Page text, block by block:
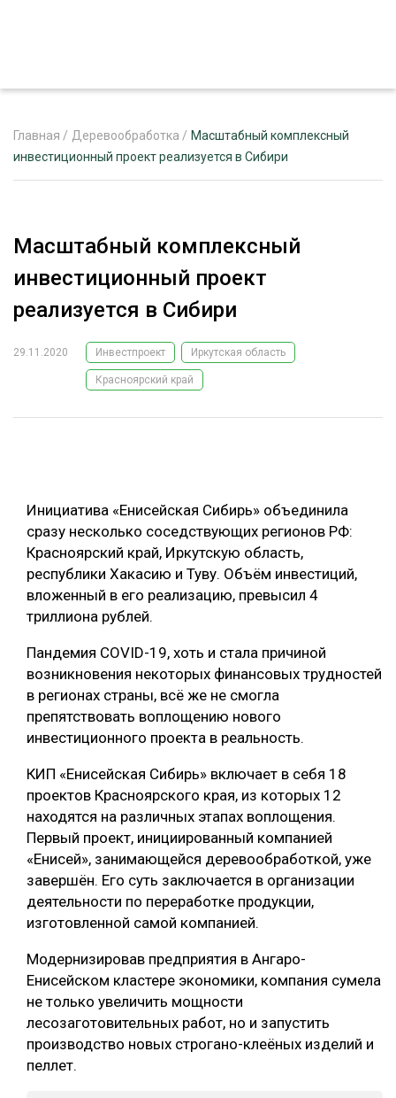
РЕКЛАМОДАТЕЛЯМ
ЛЕСНОЕ ХОЗЯЙСТВО
ЛЕСОЗАГОТОВКА
ОБРАБОТКА ДРЕВЕСИНЫ
ЛЕСОВОССТАНОВЛЕНИЕ И ЗАЩИТА
ЛОГИСТИКА
ПРОИЗВОДСТВО ДРЕВЕСНЫХ ПЛИТ
ЦБП
КОМПЛЕКСНАЯ ПЕРЕРАБОТКА
ЛЕСОПИЛЕНИЕ
ДЕРЕВЯННОЕ ДОМОСТРОЕНИЕ
СОРТИРОВКА ДРЕВЕСИНЫ
СУШКА ДРЕВЕСИНЫ
МЕБЕЛЬНОЕ ПРОИЗВОДСТВО
ТЕМАТИЧЕСКИЕ ПРОЕКТЫ
ПОДБОРКИ СТАТЕЙ
ЭКСПЕРТНОЕ МНЕНИЕ
Главная / Деревообработка / Масштабный комплексный
инвестиционный проект реализуется в Сибири
Масштабный комплексный
инвестиционный проект
реализуется в Сибири
29.11.2020 Инвестпроект Иркутская область
Красноярский край
Инициатива «Енисейская Сибирь» объединила
сразу несколько соседствующих регионов РФ:
Красноярский край, Иркутскую область,
республики Хакасию и Туву. Объём инвестиций,
вложенный в его реализацию, превысил 4
триллиона рублей.
Пандемия COVID-19, хоть и стала причиной
возникновения некоторых финансовых трудностей
в регионах страны, всё же не смогла
препятствовать воплощению нового
инвестиционного проекта в реальность.
КИП «Енисейская Сибирь» включает в себя 18
проектов Красноярского края, из которых 12
находятся на различных этапах воплощения.
Первый проект, инициированный компанией
«Енисей», занимающейся деревообработкой, уже
завершён. Его суть заключается в организации
деятельности по переработке продукции,
изготовленной самой компанией.
Модернизировав предприятия в Ангаро-
Енисейском кластере экономики, компания сумела
не только увеличить мощности
лесозаготовительных работ, но и запустить
производство новых строгано-клеёных изделий и
пеллет.